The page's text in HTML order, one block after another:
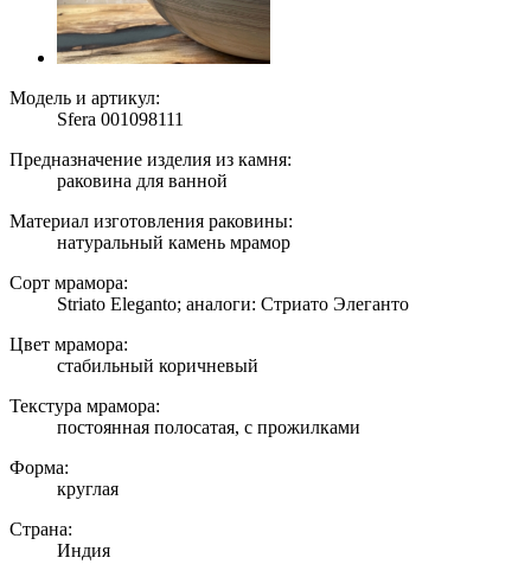
Модель и артикул:
Sfera 001098111
Предназначение изделия из камня:
раковина для ванной
Материал изготовления раковины:
натуральный камень мрамор
Сорт мрамора:
Striato Eleganto; аналоги: Стриато Элеганто
Цвет мрамора:
стабильный коричневый
Текстура мрамора:
постоянная полосатая, с прожилками
Форма:
круглая
Страна:
Индия